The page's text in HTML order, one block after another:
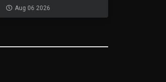
Aug 06 2026